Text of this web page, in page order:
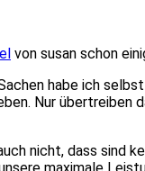
von susan schon
habe ich
Nur
nicht, dass sind